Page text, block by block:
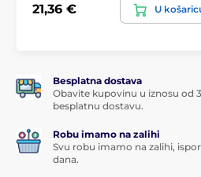
21,36 € U
Besplatna dostava
Obavite kupovinu u iznosu od
besplatnu dostavu.
Robu imamo na zalihi
Svu robu imamo na zalihi,
dana.